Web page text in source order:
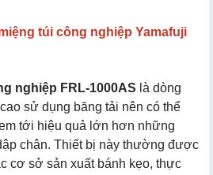
túi công nghiệp Yamafuji
nghiệp FRL-1000AS là dòng
sử dụng băng tải nên có thể
tới hiệu quả lớn hơn những
chân. Thiết bị này thường được
cơ sở sản xuất bánh kẹo, thực